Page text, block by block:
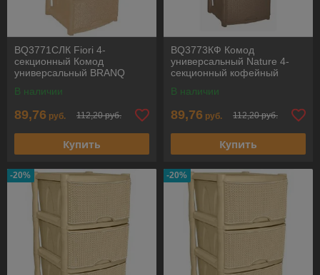
BQ3771СЛК Fiori 4-
секционный Комод
универсальный BRANQ
В наличии
89,76 руб. 112,20 руб.
Купить
BQ3773КФ Комод
универсальный Nature 4-
секционный кофейный
В наличии
89,76 руб. 112,20 руб.
Купить
-20% -20%